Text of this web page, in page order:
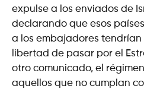
expulse a los enviados de
declarando que esos
a los embajadores
libertad de pasar por el
otro comunicado, el
aquellos que no cumplan